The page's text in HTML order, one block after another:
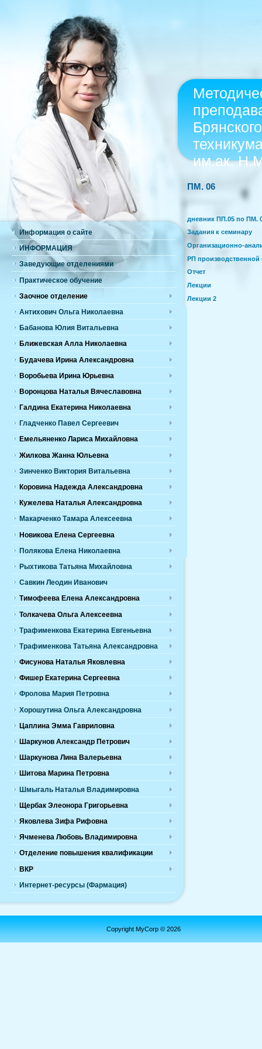
Информация о сайте
ИНФОРМАЦИЯ
Заведующие отделениями
Практическое обучение
Заочное отделение
Антихович Ольга Николаевна
Бабанова Юлия Витальевна
Ближевская Алла Николаевна
Будачева Ирина Александровна
Воробьева Ирина Юрьевна
Воронцова Наталья Вячеславовна
Галдина Екатерина Николаевна
Гладченко Павел Сергеевич
Емельяненко Лариса Михайловна
Жилкова Жанна Юльевна
Зинченко Виктория Витальевна
Коровина Надежда Александровна
Кужелева Наталья Александровна
Макарченко Тамара Алексеевна
Новикова Елена Сергеевна
Полякова Елена Николаевна
Рыхтикова Татьяна Михайловна
Савкин Леодин Иванович
Тимофеева Елена Александровна
Толкачева Ольга Алексеевна
Трафименкова Екатерина Евгеньевна
Трафименкова Татьяна Александровна
Фисунова Наталья Яковлевна
Фишер Екатерина Сергеевна
Фролова Мария Петровна
Хорошутина Ольга Александровна
Цаплина Эмма Гавриловна
Шаркунов Александр Петрович
Шаркунова Лина Валерьевна
Шитова Марина Петровна
Шмыгаль Наталья Владимировна
Щербак Элеонора Григорьевна
Яковлева Зифа Рифовна
Ячменева Любовь Владимировна
Отделение повышения квалификации
ВКР
Интернет-ресурсы (Фармация)
им.ак.
ПМ. 06
дневник ПП.05 по ПМ.
Задания к семинару
Организационно-
РП
Отчет
Лекции
Лекции 2
Copyright MyCorp © 2026